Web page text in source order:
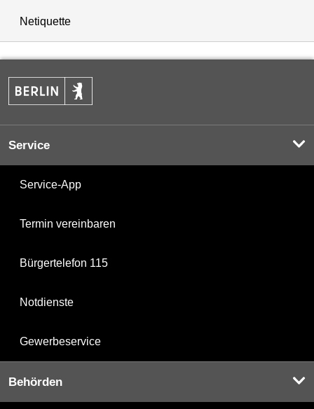
Netiquette
Service
Service-App
Termin vereinbaren
Bürgertelefon 115
Notdienste
Gewerbeservice
Behörden